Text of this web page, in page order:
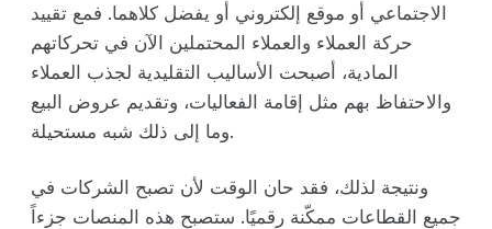
الاجتماعي أو موقع إلكتروني أو يفضل كلاهما. فمع تقييد
حركة العملاء والعملاء المحتملين الآن في تحركاتهم
المادية، أصبحت الأساليب التقليدية لجذب العملاء
والاحتفاظ بهم مثل إقامة الفعاليات، وتقديم عروض البيع
وما إلى ذلك شبه مستحيلة.
ونتيجة لذلك، فقد حان الوقت لأن تصبح الشركات في
جميع القطاعات ممكّنة رقميًا. ستصبح هذه المنصات جزءاً